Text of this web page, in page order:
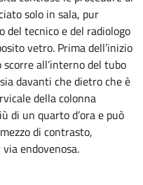
solo in sala, pur
tecnico e del radiologo
vetro. Prima dell’inizio
all’interno del tubo
davanti che dietro che è
della colonna
di un quarto d’ora e può
di contrasto,
endovenosa.